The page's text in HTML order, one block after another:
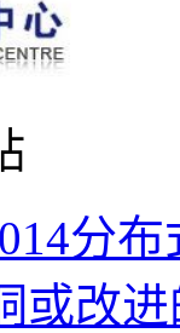
分
或改